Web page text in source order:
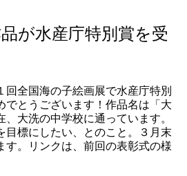
が水産庁特別賞を受
回全国海の子絵画展で水産庁特別
でとうございます！作品名は「大
大洗の中学校に通っています。
目標にしたい、とのこと。３月末
す。リンクは、前回の表彰式の様